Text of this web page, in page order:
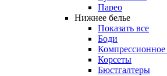
Парео
Нижнее белье
Показать все
Боди
Компрессионное
Корсеты
Бюстгалтеры